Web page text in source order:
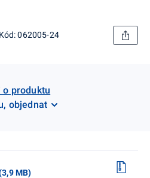
Kód: 062005-24
produktu
objednat
MB)